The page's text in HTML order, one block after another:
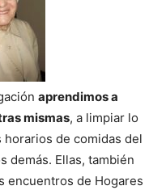
aprendimos a
mismas, a limpiar lo
de comidas del
demás. Ellas, también
encuentros de Hogares